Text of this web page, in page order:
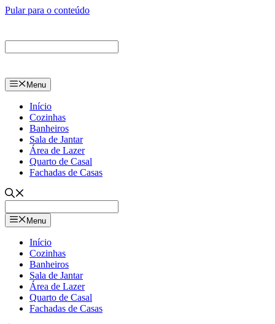
Pular para o conteúdo
Menu
Início
Cozinhas
Banheiros
Sala de Jantar
Área de Lazer
Quarto de Casal
Fachadas de Casas
Menu
Início
Cozinhas
Banheiros
Sala de Jantar
Área de Lazer
Quarto de Casal
Fachadas de Casas